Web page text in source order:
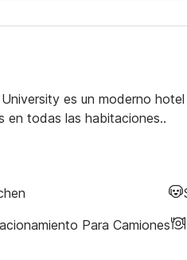
es un moderno
en todas las habitaciones..
Para Camiones